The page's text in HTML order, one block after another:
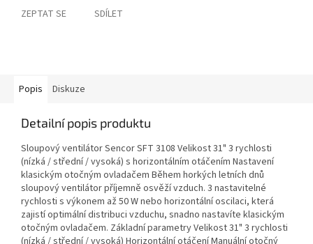
ZEPTAT SE SDÍLET
Popis Diskuze
Detailní popis produktu
Sloupový ventilátor Sencor SFT 3108 Velikost 31" 3 rychlosti
(nízká / střední / vysoká) s horizontálním otáčením Nastavení
klasickým otočným ovladačem Během horkých letních dnů
sloupový ventilátor příjemně osvěží vzduch. 3 nastavitelné
rychlosti s výkonem až 50 W nebo horizontální oscilaci, která
zajistí optimální distribuci vzduchu, snadno nastavíte klasickým
otočným ovladačem. Základní parametry Velikost 31" 3 rychlosti